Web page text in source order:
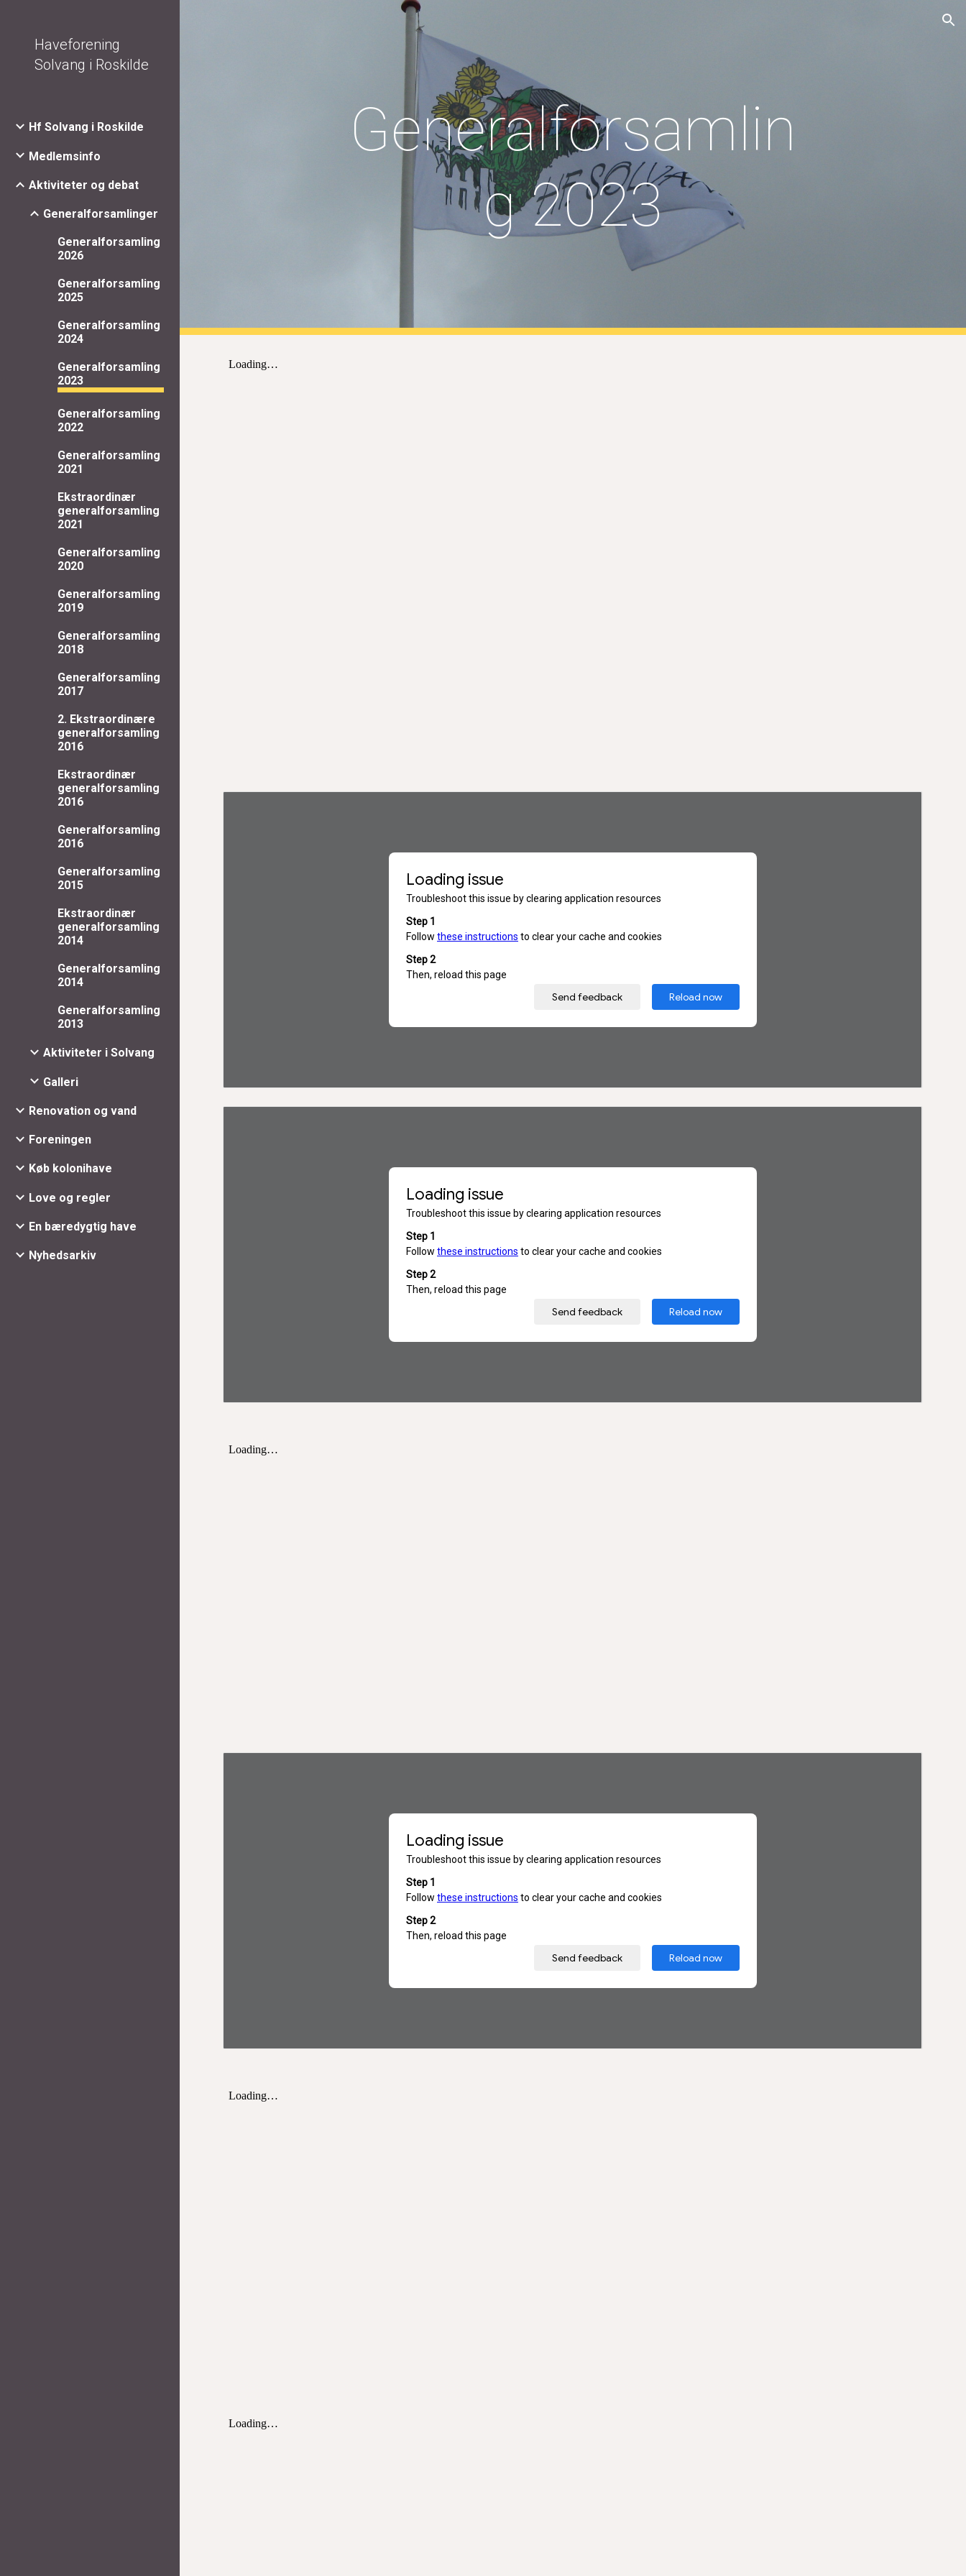
Haveforening
Solvang i Roskilde
Hf Solvang i Roskilde
Medlemsinfo
Aktiviteter og debat
Generalforsamlinger
Generalforsamling
2026
Generalforsamling
2025
Generalforsamling
2024
Generalforsamling
2023
Generalforsamling
2022
Generalforsamling
2021
Ekstraordinær
generalforsamling
2021
Generalforsamling
2020
Generalforsamling
2019
Generalforsamling
2018
Generalforsamling
2017
2. Ekstraordinære
generalforsamling
2016
Ekstraordinær
generalforsamling
2016
Generalforsamling
2016
Generalforsamling
2015
Ekstraordinær
generalforsamling
2014
Generalforsamling
2014
Generalforsamling
2013
Aktiviteter i Solvang
Galleri
Renovation og vand
Foreningen
Køb kolonihave
Love og regler
En bæredygtig have
Nyhedsarkiv
Generalforsamlin
g 2023